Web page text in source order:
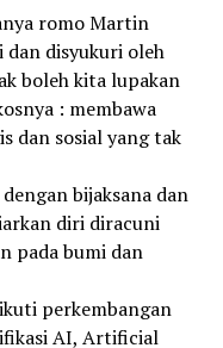
romo Martin
dan disyukuri oleh
boleh kita lupakan
: membawa
dan sosial yang tak
bijaksana dan
diri diracuni
pada bumi dan
perkembangan
AI, Artificial